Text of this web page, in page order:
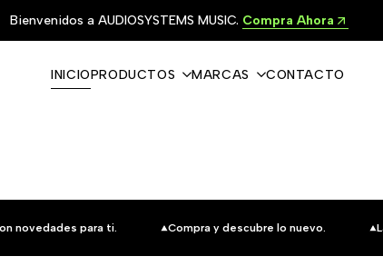
Bienvenidos a AUDIOSYSTEMS MUSIC. Compra Ahora
INICIOPRODUCTOS MARCAS CONTACTO
novedades para ti. Compra y descubre lo nuevo.